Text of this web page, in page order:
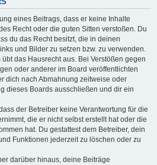
eines Beitrags, dass er keine Inhalte
Recht oder die guten Sitten verstoßen. Du
du das Recht besitzt, die in deinen
und Bilder zu setzen bzw. zu verwenden.
das Hausrecht aus. Bei Verstößen gegen
oder anderer im Board veröffentlichten
dich nach Abmahnung zeitweise oder
dieses Boards ausschließen und dir ein
der Betreiber keine Verantwortung für die
die er nicht selbst erstellt hat oder die
hat. Du gestattest dem Betreiber, dein
Funktionen jederzeit zu löschen oder zu
darüber hinaus, deine Beiträge